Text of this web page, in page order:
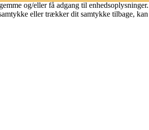
og/eller få adgang til
eller trækker dit samtykke tilbage,